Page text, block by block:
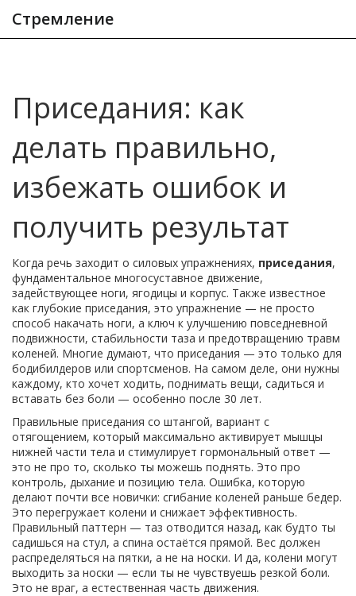
Стремление
Приседания: как
делать правильно,
избежать ошибок и
получить результат
Когда речь заходит о силовых упражнениях, приседания,
фундаментальное многосуставное движение,
задействующее ноги, ягодицы и корпус. Также известное
как глубокие приседания, это упражнение — не просто
способ накачать ноги, а ключ к улучшению повседневной
подвижности, стабильности таза и предотвращению травм
коленей. Многие думают, что приседания — это только для
бодибилдеров или спортсменов. На самом деле, они нужны
каждому, кто хочет ходить, поднимать вещи, садиться и
вставать без боли — особенно после 30 лет.
Правильные приседания со штангой, вариант с
отягощением, который максимально активирует мышцы
нижней части тела и стимулирует гормональный ответ —
это не про то, сколько ты можешь поднять. Это про
контроль, дыхание и позицию тела. Ошибка, которую
делают почти все новички: сгибание коленей раньше бедер.
Это перегружает колени и снижает эффективность.
Правильный паттерн — таз отводится назад, как будто ты
садишься на стул, а спина остаётся прямой. Вес должен
распределяться на пятки, а не на носки. И да, колени могут
выходить за носки — если ты не чувствуешь резкой боли.
Это не враг, а естественная часть движения.